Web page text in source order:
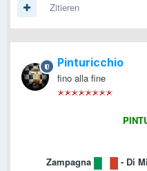
Zitieren
Pinturicchio
fino alla fine
PINT
Zampagna - Di